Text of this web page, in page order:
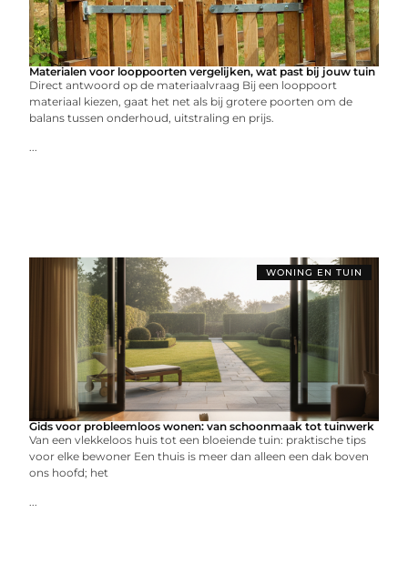
Materialen voor looppoorten vergelijken, wat past bij jouw tuin
Direct antwoord op de materiaalvraag Bij een looppoort
materiaal kiezen, gaat het net als bij grotere poorten om de
balans tussen onderhoud, uitstraling en prijs.
...
WONING EN TUIN
Gids voor probleemloos wonen: van schoonmaak tot tuinwerk
Van een vlekkeloos huis tot een bloeiende tuin: praktische tips
voor elke bewoner Een thuis is meer dan alleen een dak boven
ons hoofd; het
...